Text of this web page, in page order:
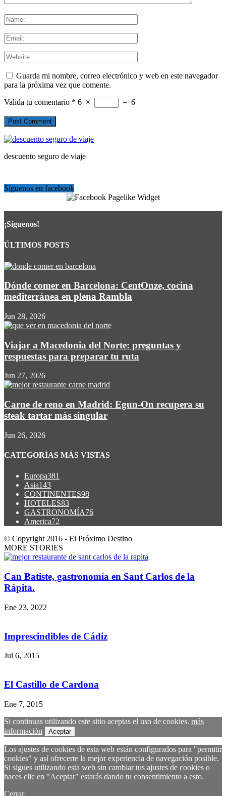
Guarda mi nombre, correo electrónico y web en este navegador
para la próxima vez que comente.
Valida tu comentario * 6 × = 6
descuento seguro de viaje
Síguenos en facebook
Escríbenos: beltranvalles@gmail.com
¡Síguenos!
ÚLTIMOS POSTS
Dónde comer en Barcelona: CentOnze, cocina
mediterránea en plena Rambla
Jun 28, 2026
Viajar a Macedonia del Norte: preguntas y
respuestas para preparar tu ruta
Jun 27, 2026
Carne de reno en Madrid: Egun-On recupera su
steak tartar más singular
Jun 26, 2026
CATEGORÍAS MÁS VISTAS
Europa381
Asia143
CONTINENTES98
HOTELES83
GASTRONOMÍA76
America72
© Copyright 2016 - El Próximo Destino
MORE STORIES
Can Batiste, gastronomía en Sant Carlos de la
Rápita.
Ene 23, 2022
Imprescindibles de Cádiz
Jul 6, 2015
El Castillo de Cardona
Ene 7, 2015
Si continuas utilizando este sitio aceptas el uso de cookies. más
información
Aceptar
Los ajustes de cookies de esta web están configurados para "permitir
cookies" y así ofrecerte la mejor experiencia de navegación posible.
Si sigues utilizando esta web sin cambiar tus ajustes de cookies o
haces clic en "Aceptar" estarás dando tu consentimiento a esto.
Cerrar